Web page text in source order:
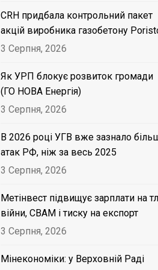
CRH придбала контрольний пакет
акцій виробника газобетону
3 Серпня, 2026
Як УРП блокує розвиток громади
(ГО НОВА Енергія)
3 Серпня, 2026
В 2026 році УГВ вже зазнало
атак РФ, ніж за весь 2025
3 Серпня, 2026
Метінвест підвищує зарплати на
війни, CBAM і тиску на експорт
3 Серпня, 2026
Мінекономіки: у Верховній Раді